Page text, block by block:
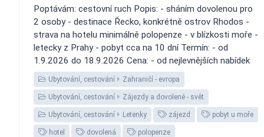
Poptávám: cestovní ruch Popis: - sháním dovolenou pro
2 osoby - destinace Řecko, konkrétně ostrov Rhodos -
strava na hotelu minimálně polopenze - v blízkosti moře -
letecky z Prahy - pobyt cca na 10 dní Termín: - od
1.9.2026 do 18.9.2026 Cena: - od nejlevnějších nabídek
Ubytování, cestování Zahraničí - evropa
Ubytování, cestování Zájezdy a dovolené - svět
Ubytování, cestování Letenky zájezd pobyt u moře
hotel dovolená polopenze